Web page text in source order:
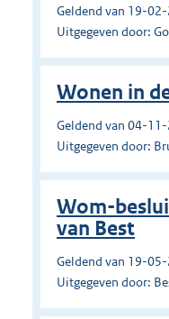
Geldend van 19-
Uitgegeven door:
Wonen in
Geldend van 04-
Uitgegeven door:
Wom-
van Best
Geldend van 19-
Uitgegeven door: